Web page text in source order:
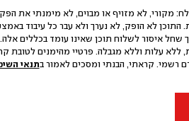
מקורי, לא מזויף או מבוים, לא מימנתי את
שחל איסור לשלוח תוכן שאינו עומד בכללים
ללא עלות וללא מגבלה. פרטיי מהימנים לטובת
רשמי. קראתי, הבנתי ומסכים לאמור בתנאי